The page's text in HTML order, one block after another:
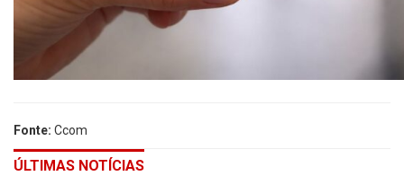
Fonte: Ccom
ÚLTIMAS NOTÍCIAS